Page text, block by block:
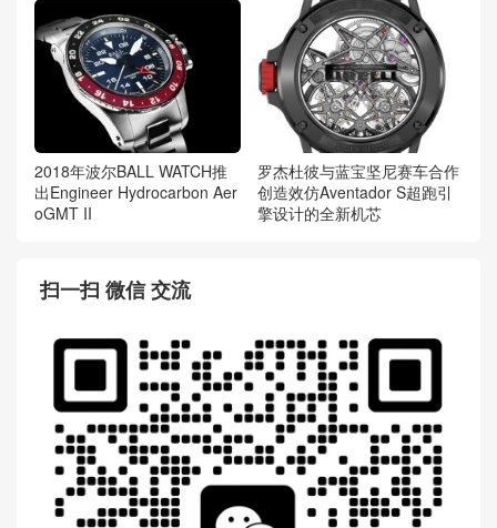
2018年波尔BALL WATCH推
出Engineer Hydrocarbon Aer
oGMT II
罗杰杜彼与蓝宝坚尼赛车合作
创造效仿Aventador S超跑引
擎设计的全新机芯
扫一扫 微信 交流